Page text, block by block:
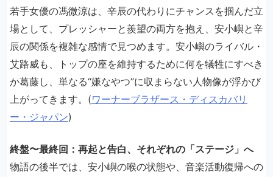
若手女優の馮微涼は、辛辰の代わりにチャンスを掴んだ立
場として、プレッシャーと羨望の両方を抱え、安小嶼と辛
辰の関係を複雑な感情で見つめます。安小嶼のライバル・
艾路威も、トップの座を維持するために何を犠牲にすべき
か葛藤し、単なる“嫌なやつ”に収まらない人物像が浮かび
上がってきます。(ワーナーブラザース・ディスカバリ
ー・ジャパン)
終盤〜最終回：再起と告白、それぞれの「ステージ」へ
物語の後半では、安小嶼の喉の状態や、音楽活動復帰への